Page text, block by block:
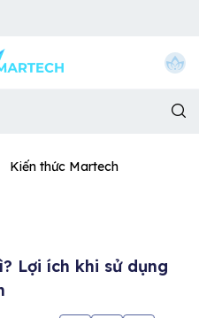
Kiến thức Martech
Lợi ích khi sử dụng